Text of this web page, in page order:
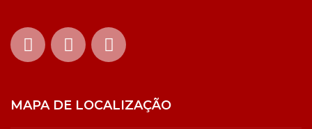
MAPA DE LOCALIZAÇÃO